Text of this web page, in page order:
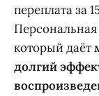
переплата за
который даёт
долгий